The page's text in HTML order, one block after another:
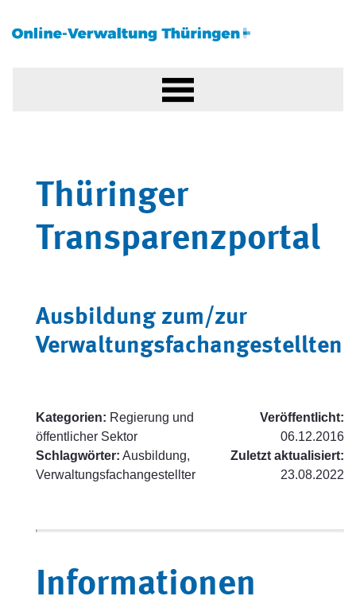
Thüringer
Transparenzportal
Ausbildung zum/zur
Verwaltungsfachangestellten
Kategorien: Regierung und
öffentlicher Sektor
Schlagwörter: Ausbildung,
Verwaltungsfachangestellter
Veröffentlicht:
06.12.2016
Zuletzt aktualisiert:
23.08.2022
Informationen